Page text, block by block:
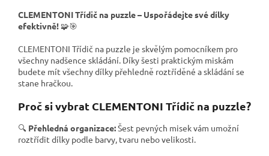
CLEMENTONI Třídič na puzzle – Uspořádejte své dílky
efektivně! 🧩🎯
CLEMENTONI Třídič na puzzle je skvělým pomocníkem pro
všechny nadšence skládání. Díky šesti praktickým miskám
budete mít všechny dílky přehledně roztříděné a skládání se
stane hračkou.
Proč si vybrat CLEMENTONI Třídič na puzzle?
🔍 Přehledná organizace:Šest pevných misek vám umožní
roztřídit dílky podle barvy, tvaru nebo velikosti.